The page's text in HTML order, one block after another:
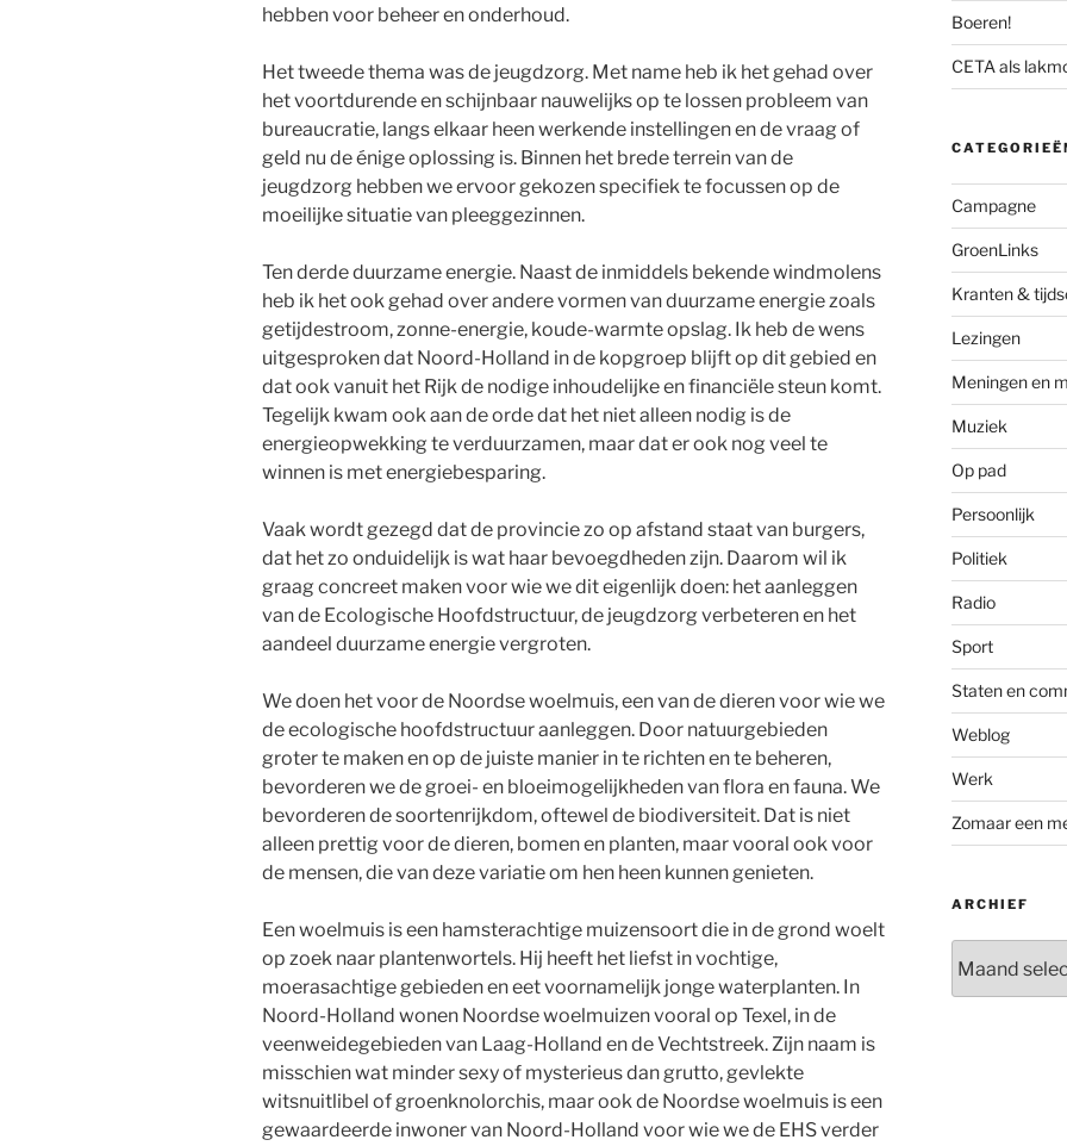
hebben voor beheer en onderhoud.
Het tweede thema was de jeugdzorg. Met name heb ik het gehad over
het voortdurende en schijnbaar nauwelijks op te lossen probleem van
bureaucratie, langs elkaar heen werkende instellingen en de vraag of
geld nu de énige oplossing is. Binnen het brede terrein van de
jeugdzorg hebben we ervoor gekozen specifiek te focussen op de
moeilijke situatie van pleeggezinnen.
Ten derde duurzame energie. Naast de inmiddels bekende windmolens
heb ik het ook gehad over andere vormen van duurzame energie zoals
getijdestroom, zonne-energie, koude-warmte opslag. Ik heb de wens
uitgesproken dat Noord-Holland in de kopgroep blijft op dit gebied en
dat ook vanuit het Rijk de nodige inhoudelijke en financiële steun komt.
Tegelijk kwam ook aan de orde dat het niet alleen nodig is de
energieopwekking te verduurzamen, maar dat er ook nog veel te
winnen is met energiebesparing.
Vaak wordt gezegd dat de provincie zo op afstand staat van burgers,
dat het zo onduidelijk is wat haar bevoegdheden zijn. Daarom wil ik
graag concreet maken voor wie we dit eigenlijk doen: het aanleggen
van de Ecologische Hoofdstructuur, de jeugdzorg verbeteren en het
aandeel duurzame energie vergroten.
We doen het voor de Noordse woelmuis, een van de dieren voor wie we
de ecologische hoofdstructuur aanleggen. Door natuurgebieden
groter te maken en op de juiste manier in te richten en te beheren,
bevorderen we de groei- en bloeimogelijkheden van flora en fauna. We
bevorderen de soortenrijkdom, oftewel de biodiversiteit. Dat is niet
alleen prettig voor de dieren, bomen en planten, maar vooral ook voor
de mensen, die van deze variatie om hen heen kunnen genieten.
Een woelmuis is een hamsterachtige muizensoort die in de grond woelt
op zoek naar plantenwortels. Hij heeft het liefst in vochtige,
moerasachtige gebieden en eet voornamelijk jonge waterplanten. In
Noord-Holland wonen Noordse woelmuizen vooral op Texel, in de
veenweidegebieden van Laag-Holland en de Vechtstreek. Zijn naam is
misschien wat minder sexy of mysterieus dan grutto, gevlekte
witsnuitlibel of groenknolorchis, maar ook de Noordse woelmuis is een
gewaardeerde inwoner van Noord-Holland voor wie we de EHS verder
Boeren!
CETA als
Campagne
GroenLinks
Kranten &
Lezingen
Meningen en
Muziek
Op pad
Persoonlijk
Politiek
Radio
Sport
Staten en
Weblog
Werk
Zomaar een
ARCHIEF